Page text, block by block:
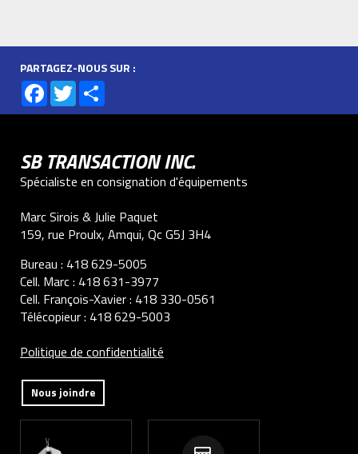
PARTAGEZ-NOUS SUR :
Facebook
Twitter
SB TRANSACTION INC.
Spécialiste en consignation d'équipements
Marc Sirois & Julie Paquet
159, rue Proulx, Amqui, Qc G5J 3H4
Bureau : 418 629-5005
Cell. Marc : 418 631-3977
Cell. François-Xavier : 418 330-0561
Télécopieur : 418 629-5003
Politique de confidentialité
Nous joindre